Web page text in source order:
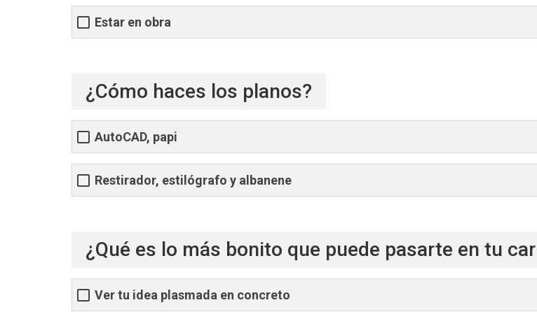
Estar en obra
¿Cómo haces los planos?
AutoCAD, papi
Restirador, estilógrafo y albanene
¿Qué es lo más bonito que puede pasarte en tu
Ver tu idea plasmada en concreto